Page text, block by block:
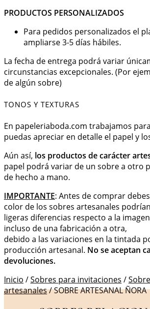
PRODUCTOS PERSONALIZADOS
Para pedidos personalizados el
ampliarse 3-5 días hábiles.
La fecha de entrega podrá variar
circunstancias excepcionales. (Por
de algún sobre)
TONOS Y TEXTURAS
En papeleriaboda.com trabajamos
puedas apreciar en detalle el papel y
Aún así, los productos de carácter
papel podrá variar de un sobre a otro
de hecho a mano.
IMPORTANTE: Antes de comprar
color de los sobres artesanales
ligeras diferencias respecto a la
incluso de una fabricación a otra,
debido a las variaciones en la tintada
producción artesanal. No se aceptan
devoluciones.
Inicio /Sobres para invitaciones /
artesanales/ SOBRE ARTESANAL ÑORA